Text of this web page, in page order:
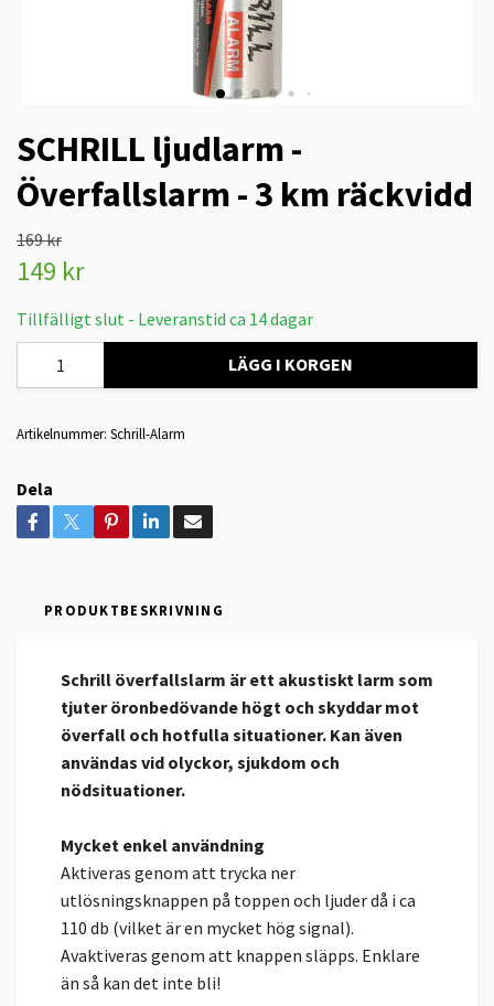
SCHRILL ljudlarm -
Överfallslarm - 3 km räckvidd
169 kr
149 kr
Tillfälligt slut - Leveranstid ca 14 dagar
LÄGG I KORGEN
Artikelnummer: Schrill-Alarm
Dela
PRODUKTBESKRIVNING
Schrill överfallslarm är ett akustiskt larm som
tjuter öronbedövande högt och skyddar mot
överfall och hotfulla situationer. Kan även
användas vid olyckor, sjukdom och
nödsituationer.
Mycket enkel användning
Aktiveras genom att trycka ner
utlösningsknappen på toppen och ljuder då i ca
110 db (vilket är en mycket hög signal).
Avaktiveras genom att knappen släpps. Enklare
än så kan det inte bli!